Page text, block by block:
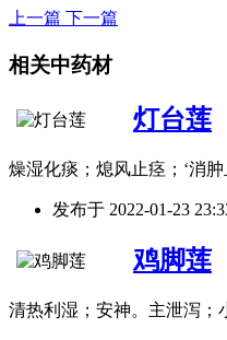
上一篇 下一篇
相关中药材
灯台莲
燥湿化痰；熄风止痉；‘消
发布于 2022-01-23
鸡脚莲
清热利湿；安神。主泄泻；